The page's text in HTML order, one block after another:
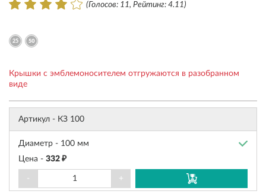
(Голосов: 11, Рейтинг: 4.11)
Крышки с эмблемоносителем отгружаются в разобранном
виде
Артикул - КЗ 100
Диаметр - 100 мм
Цена - 332 ₽
- +